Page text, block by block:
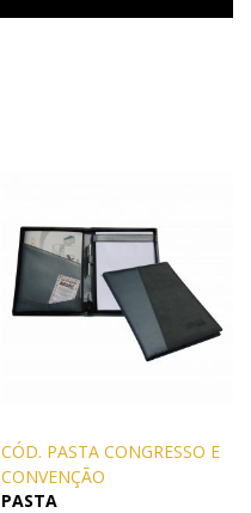
CÓD. PASTA CONGRESSO E
CONVENÇÃO
PASTA